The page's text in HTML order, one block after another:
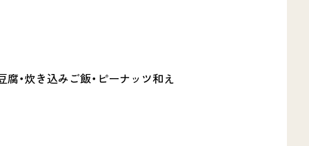
腐・炊き込みご飯・ピーナッツ和え